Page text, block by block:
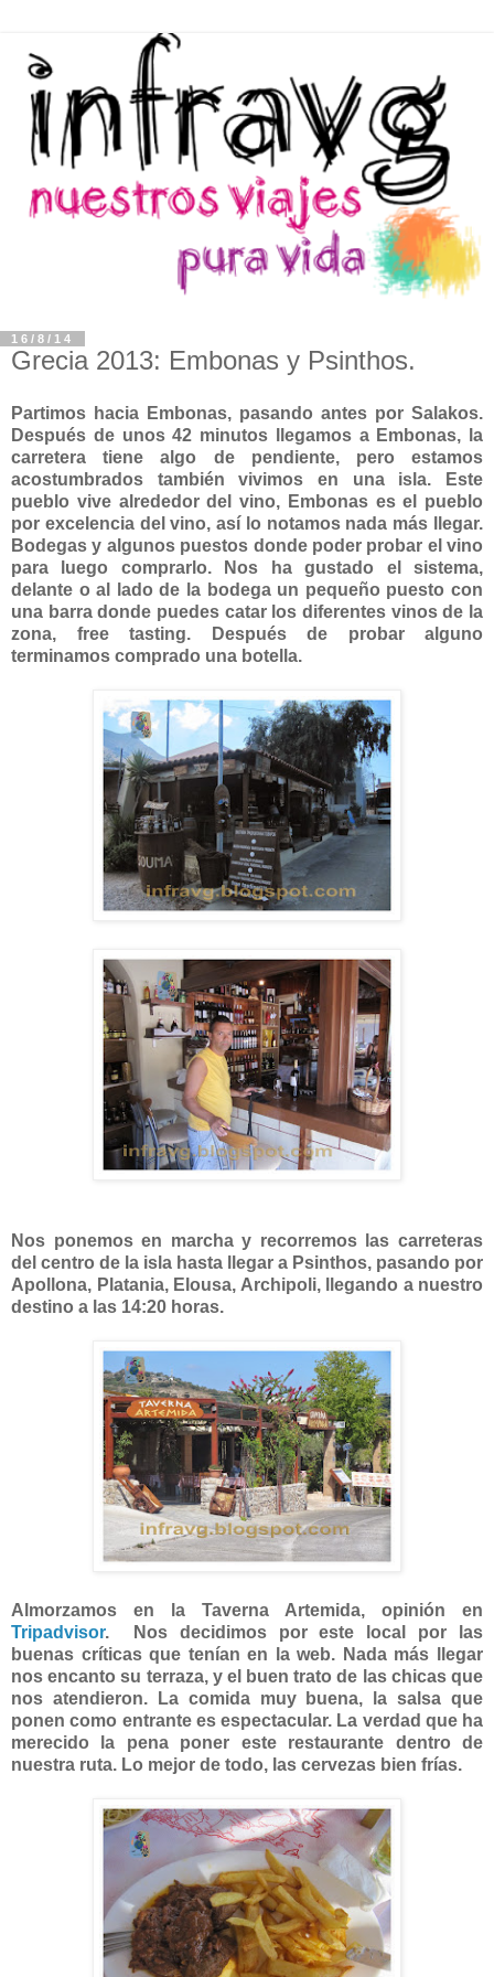
16/8/14
Grecia 2013: Embonas y Psinthos.
Partimos hacia Embonas, pasando antes por Salakos.
Después de unos 42 minutos llegamos a Embonas, la
carretera tiene algo de pendiente, pero estamos
acostumbrados también vivimos en una isla. Este
pueblo vive alrededor del vino, Embonas es el pueblo
por excelencia del vino, así lo notamos nada más llegar.
Bodegas y algunos puestos donde poder probar el vino
para luego comprarlo. Nos ha gustado el sistema,
delante o al lado de la bodega un pequeño puesto con
una barra donde puedes catar los diferentes vinos de la
zona, free tasting. Después de probar alguno
terminamos comprado una botella.
Nos ponemos en marcha y recorremos las carreteras
del centro de la isla hasta llegar a Psinthos, pasando por
Apollona, Platania, Elousa, Archipoli, llegando a nuestro
destino a las 14:20 horas.
Almorzamos en la Taverna Artemida, opinión en
Tripadvisor. Nos decidimos por este local por las
buenas críticas que tenían en la web. Nada más llegar
nos encanto su terraza, y el buen trato de las chicas que
nos atendieron. La comida muy buena, la salsa que
ponen como entrante es espectacular. La verdad que ha
merecido la pena poner este restaurante dentro de
nuestra ruta. Lo mejor de todo, las cervezas bien frías.